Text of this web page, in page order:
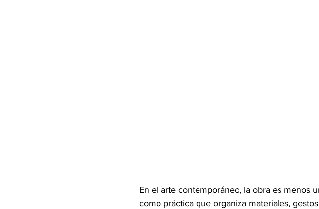
En el arte contemporáneo, la obra es menos
como práctica que organiza materiales,